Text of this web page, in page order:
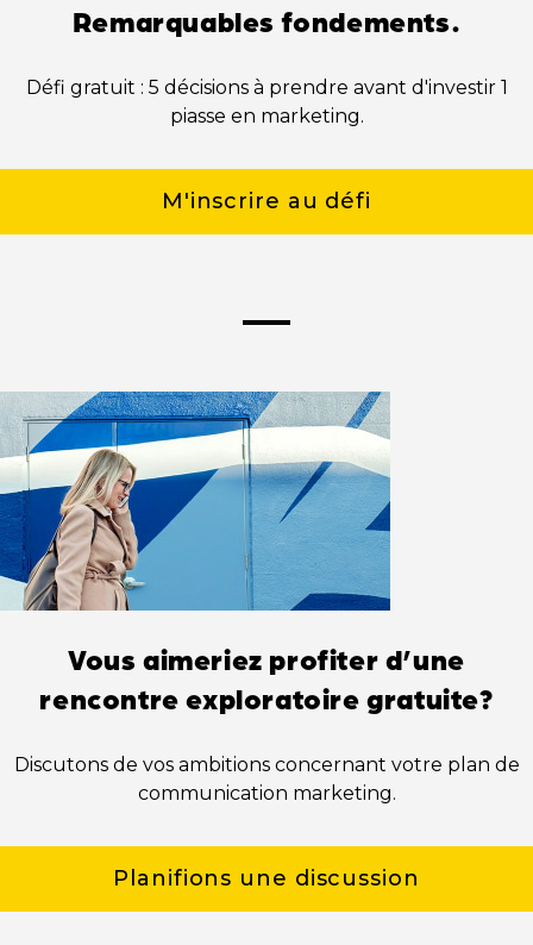
Remarquables fondements.
Défi gratuit : 5 décisions à prendre avant d'investir 1
piasse en marketing.
M'inscrire au défi
Vous aimeriez profiter d’une
rencontre exploratoire gratuite?
Discutons de vos ambitions concernant votre plan de
communication marketing.
Planifions une discussion